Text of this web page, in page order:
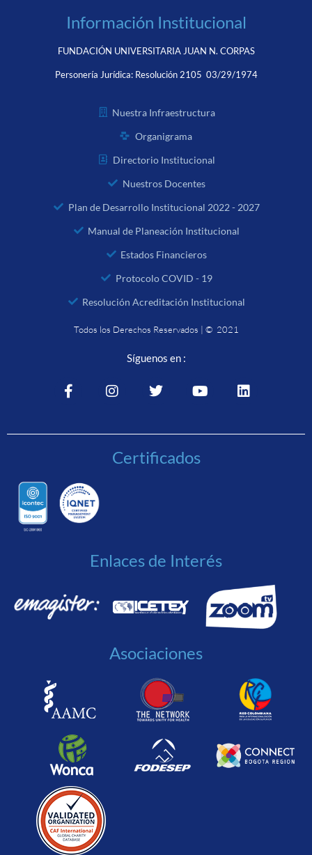
Información Institucional
FUNDACIÓN UNIVERSITARIA JUAN N. CORPAS
Personería Jurídica: Resolución 2105 03/29/1974
Nuestra Infraestructura
Organigrama
Directorio Institucional
Nuestros Docentes
Plan de Desarrollo Institucional 2022 - 2027
Manual de Planeación Institucional
Estados Financieros
Protocolo COVID - 19
Resolución Acreditación Institucional
Todos los Derechos Reservados | © 2021
Síguenos en :
Certificados
Enlaces de Interés
Asociaciones